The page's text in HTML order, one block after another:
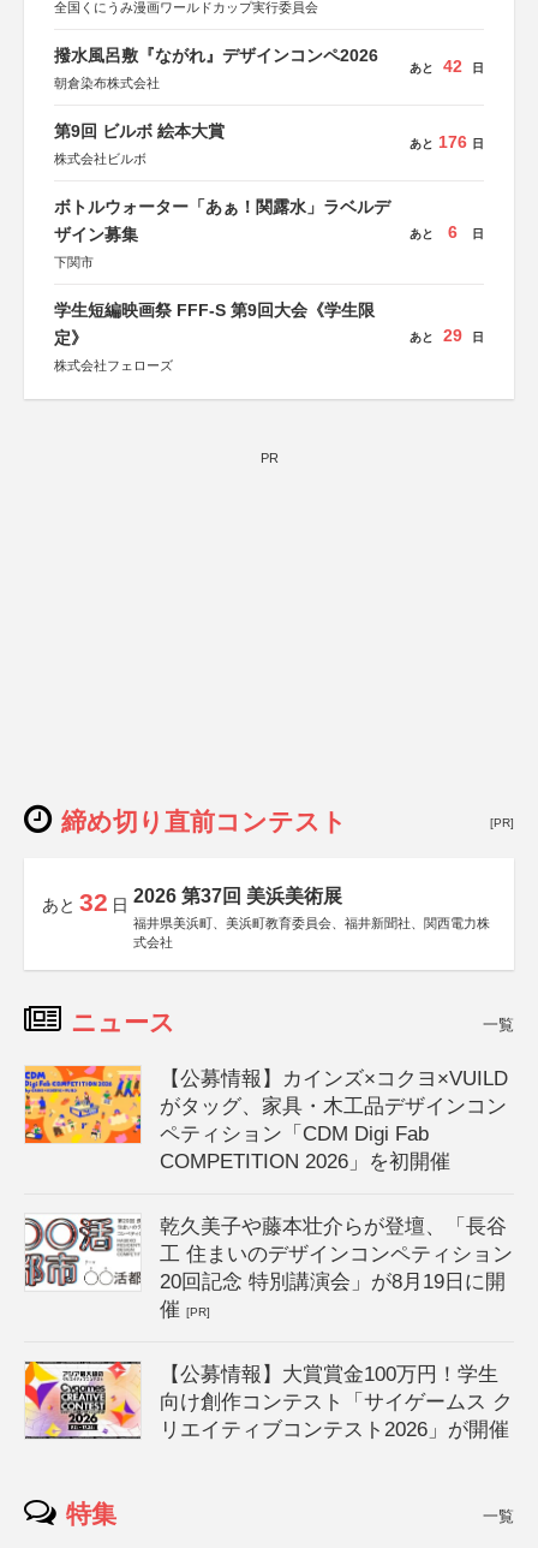
全国くにうみ漫画ワールドカップ実行委員会
撥水風呂敷『ながれ』デザインコンペ2026
朝倉染布株式会社
あと 42 日
第9回 ビルボ 絵本大賞
株式会社ビルボ
あと 176 日
ボトルウォーター「あぁ！関露水」ラベルデ
ザイン募集
下関市
あと 6 日
学生短編映画祭 FFF-S 第9回大会《学生限
定》
株式会社フェローズ
あと 29 日
PR
締め切り直前コンテスト [PR]
あと 32 日 2026 第37回 美浜美術展
福井県美浜町、美浜町教育委員会、福井新聞社、関西電力株
式会社
ニュース 一覧
【公募情報】カインズ×コクヨ×VUILD
がタッグ、家具・木工品デザインコン
ペティション「CDM Digi Fab
COMPETITION 2026」を初開催
乾久美子や藤本壮介らが登壇、「長谷
工 住まいのデザインコンペティション
20回記念 特別講演会」が8月19日に開
催[PR]
【公募情報】大賞賞金100万円！学生
向け創作コンテスト「サイゲームス ク
リエイティブコンテスト2026」が開催
特集 一覧